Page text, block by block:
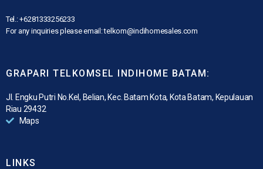
Tel.: +6281333256233
For any inquiries please email: telkom@indihomesales.com
GRAPARI TELKOMSEL INDIHOME BATAM:
Jl. Engku Putri No.Kel, Belian, Kec. Batam Kota, Kota Batam, Kepulauan
Riau 29432
Maps
LINKS